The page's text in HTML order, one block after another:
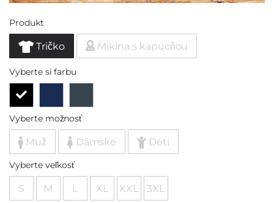
Produkt
Tričko Mikina s kapucňou
Vyberte si farbu
Vyberte možnosť
Muž Dámske Deti
Vyberte veľkosť
S M L XL XXL 3XL